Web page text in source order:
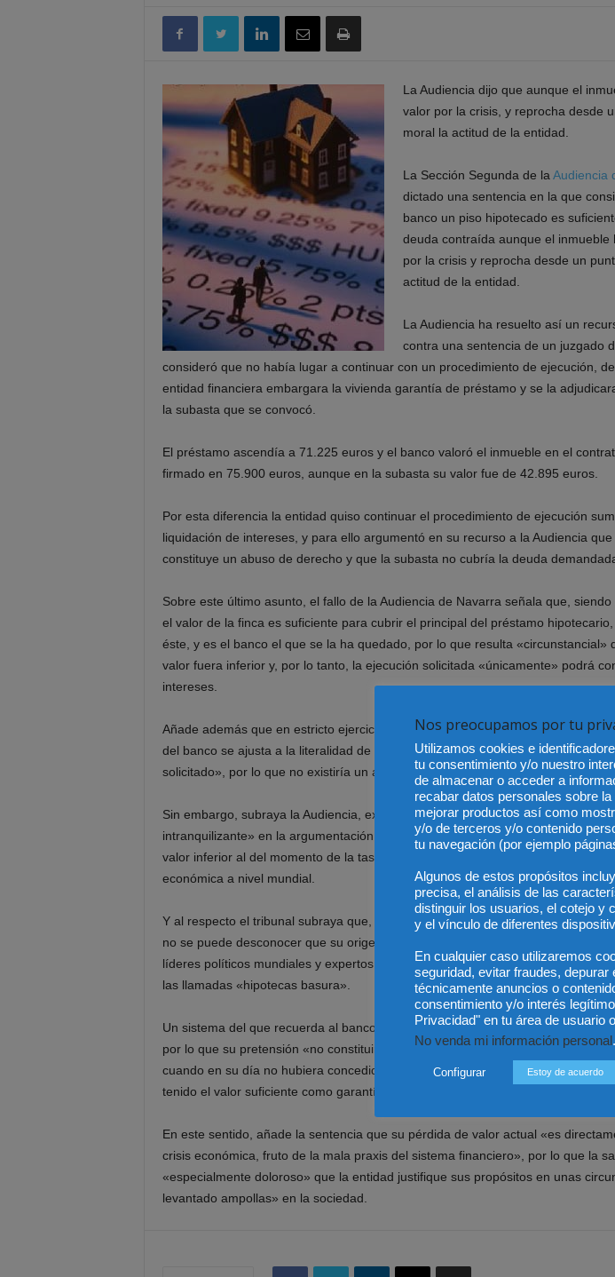
La Audiencia dijo que aunque el
valor por la crisis, y reprocha desde
moral la actitud de la entidad.
La Sección Segunda de la Audiencia
dictado una sentencia en la que
banco un piso hipotecado es
deuda contraída aunque el inmueble
por la crisis y reprocha desde un
actitud de la entidad.
La Audiencia ha resuelto así un
contra una sentencia de un juzgado
consideró que no había lugar a continuar con un procedimiento de ejecución,
entidad financiera embargara la vivienda garantía de préstamo y se la
la subasta que se convocó.
El préstamo ascendía a 71.225 euros y el banco valoró el inmueble en el
firmado en 75.900 euros, aunque en la subasta su valor fue de 42.895 euros.
Por esta diferencia la entidad quiso continuar el procedimiento de ejecución
liquidación de intereses, y para ello argumentó en su recurso a la Audiencia
constituye un abuso de derecho y que la subasta no cubría la deuda
Sobre este último asunto, el fallo de la Audiencia de Navarra señala que, siendo
el valor de la finca es suficiente para cubrir el principal del préstamo
éste, y es el banco el que se la ha quedado, por lo que resulta «circunstancial»
valor fuera inferior y, por lo tanto, la ejecución solicitada «únicamente» podrá
intereses.
Añade además que en estricto ejercicio del derecho, «formalmente cabría
del banco se ajusta a la literalidad de la ley y que efectivamente tiene derecho
solicitado», por lo que no existiría un abuso de derecho.
Sin embargo, subraya la Audiencia, existe una reflexión en este caso, «cuando
intranquilizante» en la argumentación del banco, cuando dice que la finca
valor inferior al del momento de la tasación por la situación del mercado, a la
económica a nivel mundial.
Y al respecto el tribunal subraya que, «siendo esto así» y «real la importantísima
no se puede desconocer que su origen tiene «una causa precisa y que no es
líderes políticos mundiales y expertos en economía, «que la mala gestión del
las llamadas «hipotecas basura».
Un sistema del que recuerda al banco que forma parte y esto es algo «que no
por lo que su pretensión «no constituirá un abuso de poder, pero moralmente es
cuando en su día no hubiera concedido el préstamo por el importe citado si el
tenido el valor suficiente como garantía.
En este sentido, añade la sentencia que su pérdida de valor actual «es
crisis económica, fruto de la mala praxis del sistema financiero», por lo que la
«especialmente doloroso» que la entidad justifique sus propósitos en unas
levantado ampollas» en la sociedad.
Nos preocupamos por tu
Utilizamos cookies e
tu consentimiento y/o nuestro
de almacenar o acceder a
recabar datos personales sobre
mejorar productos así como
y/o de terceros y/o contenido
tu navegación (por ejemplo
Algunos de estos propósitos
precisa, el análisis de las
distinguir los usuarios, el cotejo y
y el vínculo de diferentes
En cualquier caso utilizaremos
seguridad, evitar fraudes, depurar
técnicamente anuncios o
consentimiento y/o interés
Privacidad" en tu área de usuario
No venda mi información personal .
Configurar Estoy de acuerdo